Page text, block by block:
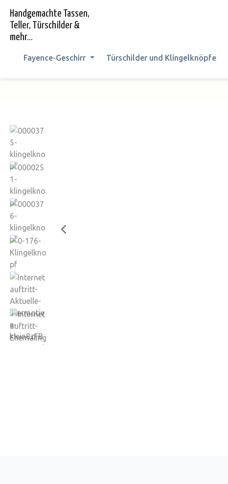
Zur Hauptnavigation springen
Handgemachte Tassen,
Teller, Türschilder &
mehr...
Fayence-Geschirr Türschilder und Klingelknöpfe
Bildergalerie überspringen